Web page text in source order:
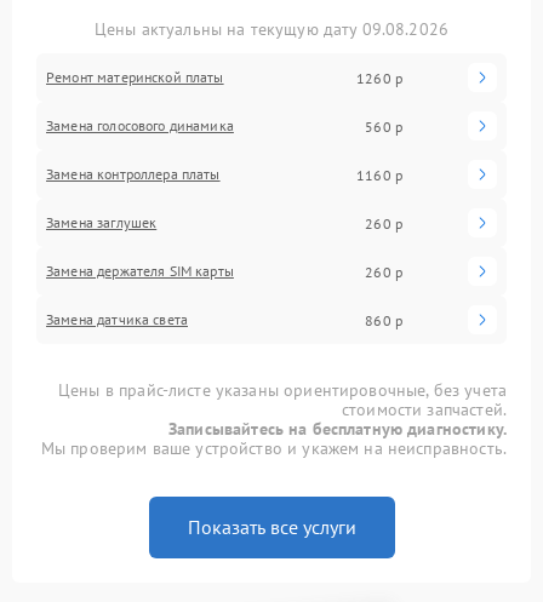
Цены актуальны на текущую дату 09.08.2026
Ремонт материнской платы 1260 р
Замена голосового динамика 560 р
Замена контроллера платы 1160 р
Замена заглушек 260 р
Замена держателя SIM карты 260 р
Замена датчика света 860 р
Цены в прайс-листе указаны ориентировочные, без учета
стоимости запчастей.
Записывайтесь на бесплатную диагностику.
Мы проверим ваше устройство и укажем на неисправность.
Показать все услуги